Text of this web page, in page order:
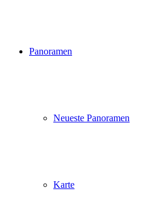
Panoramen
Neueste Panoramen
Karte